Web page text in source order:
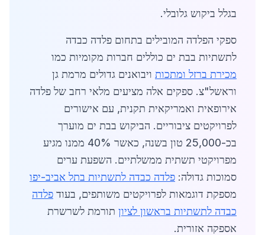
בגלל ביקוש גלובלי.
ספקי הפלדה המובילים בתחום פלדה כבדה
לתשתיות בבת ים כוללים חברות מקומיות כמו
מכירת ברזל ומתכות ויבואנים גדולים מרמת גן
וראשל"צ. ספקים אלה מציעים מלאי רחב של פלדה
אירופאית ואמריקאית תקנית, עם אישורים
לפרויקטים ציבוריים. הביקוש בבת ים מוערך
בכ-25,000 טון בשנה, כאשר 40% ממנו מגיע
מפרויקטי תשתית ממשלתיים. השפעת ערים
סמוכות גדולה: פלדה כבדה לתשתיות בתל אביב-יפו
מספקת דוגמאות לפרויקטים משותפים, בעוד פלדה
כבדה לתשתיות בראשון לציון תורמת לשרשרת
אספקה אזורית.